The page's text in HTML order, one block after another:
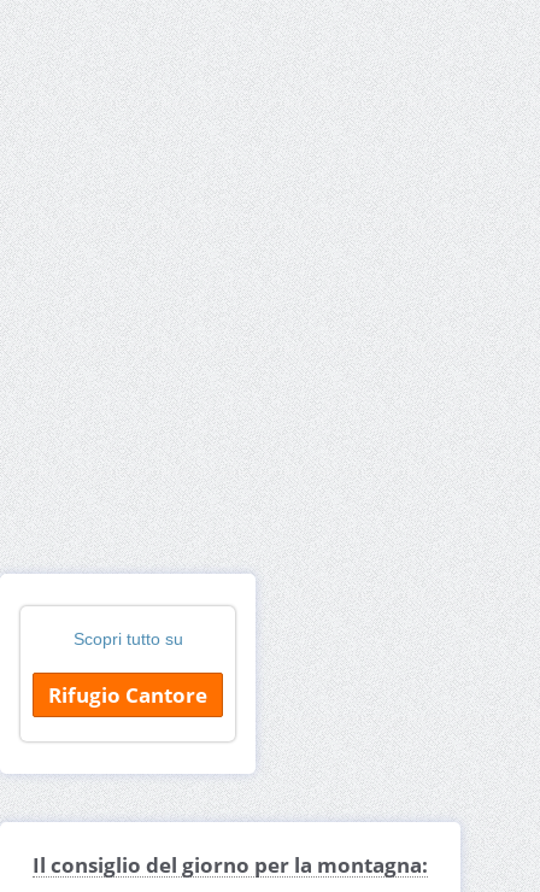
Scopri tutto su
Rifugio Cantore
Il consiglio del giorno per la montagna: